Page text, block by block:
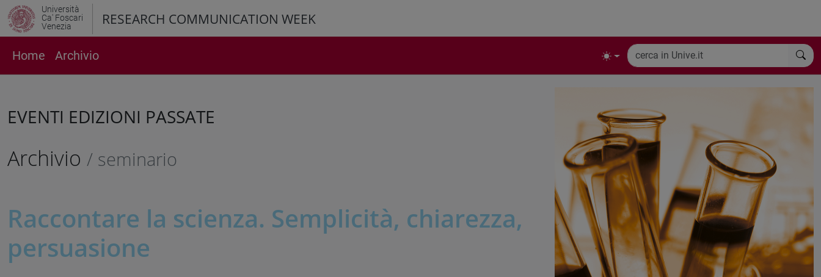
Università
Ca' Foscari
Venezia
RESEARCH COMMUNICATION WEEK
Home Archivio
EVENTI EDIZIONI PASSATE
Archivio / seminario
Raccontare la scienza. Semplicità, chiarezza,
persuasione